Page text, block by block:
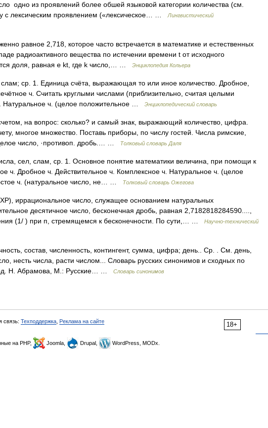
одно из проявлений более обшей языковой категории количества (см.
с лексическим проявлением («лексическое… …
Лингвистический
равное 2,718, которое часто встречается в математике и естественных
радиоактивного вещества по истечении времени t от исходного
доля, равная e kt, где k число,… …
Энциклопедия Кольера
ср. 1. Единица счёта, выражающая то или иное количество. Дробное,
ч. Считать круглыми числами (приблизительно, считая целыми
Натуральное ч. (целое положительное …
Энциклопедический словарь
на вопрос: сколько? и самый знак, выражающий количество, цифра.
многое множество. Поставь приборы, по числу гостей. Числа римские,
число, ·противоп. дробь.… …
Толковый словарь Даля
сел, слам, ср. 1. Основное понятие математики величина, при помощи к
ч. Дробное ч. Действительное ч. Комплексное ч. Натуральное ч. (целое
ч. (натуральное число, не… …
Толковый словарь Ожегова
иррациональное число, служащее основанием натуральных
десятичное число, бесконечная дробь, равная 2,7182818284590....,
(1/ ) при п, стремящемся к бесконечности. По сути,… …
Научно-технический
состав, численность, контингент, сумма, цифра; день.. Ср. . См. день,
несть числа, расти числом... Словарь русских синонимов и сходных по
Н. Абрамова, М.: Русские… …
Словарь синонимов
18+
связь: Техподдержка Реклама на сайте
на PHP, Joomla, Drupal, WordPress, MODx.